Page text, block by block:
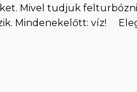
Mivel tudjuk
Mindenekelőtt: víz!